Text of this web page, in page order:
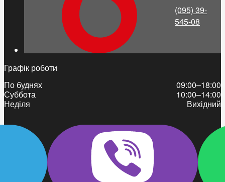
(095) 39-
545-08
Графік роботи
По буднях
09:00–18:00
Суббота
10:00–14:00
Неділя
Вихідний